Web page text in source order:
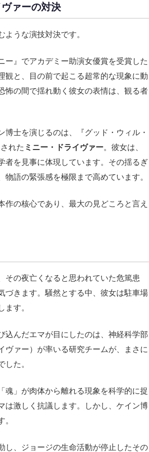
ァーの対決
うな演技対決です。
ー』でアカデミー助演女優賞を受賞した
観と、目の前で起こる超常的な現象に動
怖の間で揺れ動く彼女の表情は、観る者
士を演じるのは、『グッド・ウィル・
れた ミニー・ドライヴァー。彼女は、
者を見事に体現しています。その揺るぎ
語の緊張感を極限まで高めています。
の核心であり、最大の見どころと言え
の夜亡くなると思われていた危篤患
づきます。騒然とする中、彼女は駐車場
す。
込んだエマが目にしたのは、神経科学部
ヴァー）が率いる研究チームが、まさに
た。
」が肉体から離れる現象を科学的に捉
は激しく抗議します。しかし、ケイン博
し、ジョージの生命活動が停止したその